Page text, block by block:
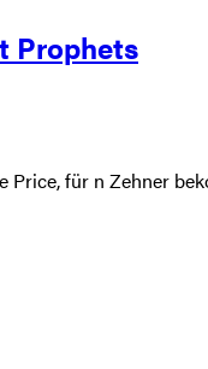
Prophets
für n Zehner